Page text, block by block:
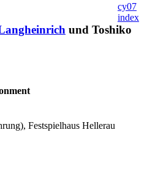
cy07
index
und Toshiko
Festspielhaus Hellerau